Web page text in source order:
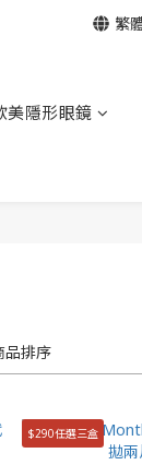
美隱形眼鏡
繁
品排序
$290任選三盒